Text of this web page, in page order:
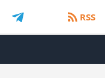
RSS